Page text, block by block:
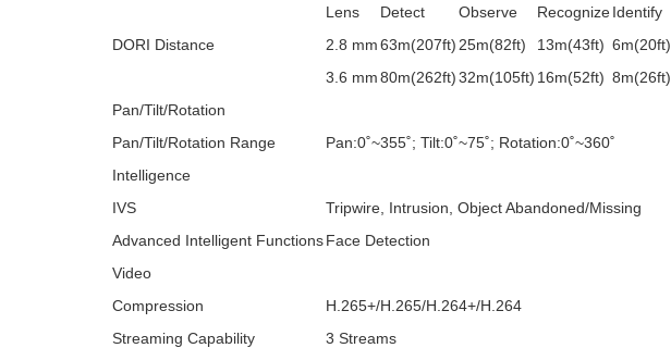
DORI Distance
Lens Detect Observe RecognizeIdentify
2.8 mm63m(207ft) 25m(82ft) 13m(43ft) 6m(20ft)
3.6 mm80m(262ft)32m(105ft) 16m(52ft) 8m(26ft)
Pan/Tilt/Rotation
Pan/Tilt/Rotation Range
Pan:0˚~355˚; Tilt:0˚~75˚; Rotation:0˚~360˚
Intelligence
IVS
Tripwire, Intrusion, Object Abandoned/Missing
Advanced Intelligent FunctionsFace Detection
Video
Compression
H.265+/H.265/H.264+/H.264
Streaming Capability
3 Streams